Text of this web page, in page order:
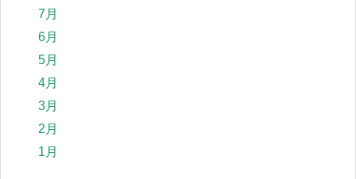
7月
6月
5月
4月
3月
2月
1月